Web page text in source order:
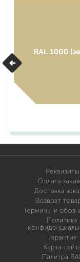
RAL 1000
Реквизиты
Оплата
Доставка
Возврат
Термины и
Политика
Гарантия
Карта
Палитра RAL